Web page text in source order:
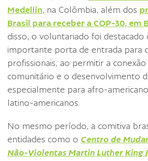
Medellín, na Colômbia, além dos
Brasil para receber a COP-30, em
disso, o voluntariado foi destacado
importante porta de entrada para
profissionais, ao permitir a
comunitário e o desenvolvimento
especialmente para afro-
latino-americanos.
No mesmo período, a comitiva
entidades como o Centro de
Não-Violentas Martin Luther King